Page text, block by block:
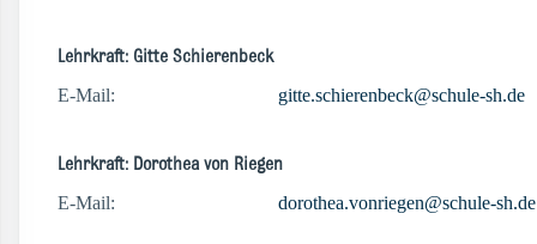
Lehrkraft: Gitte Schierenbeck
E-Mail: gitte.schierenbeck@schule-sh.de
Lehrkraft: Dorothea von Riegen
E-Mail: dorothea.vonriegen@schule-sh.de